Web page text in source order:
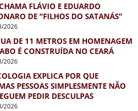
FLÁVIO E EDUARDO
DE “FILHOS DO SATANÁS”
2026
DE 11 METROS EM HOMENAGEM
É CONSTRUÍDA NO CEARÁ
2026
EXPLICA POR QUE
PESSOAS SIMPLESMENTE NÃO
PEDIR DESCULPAS
2026